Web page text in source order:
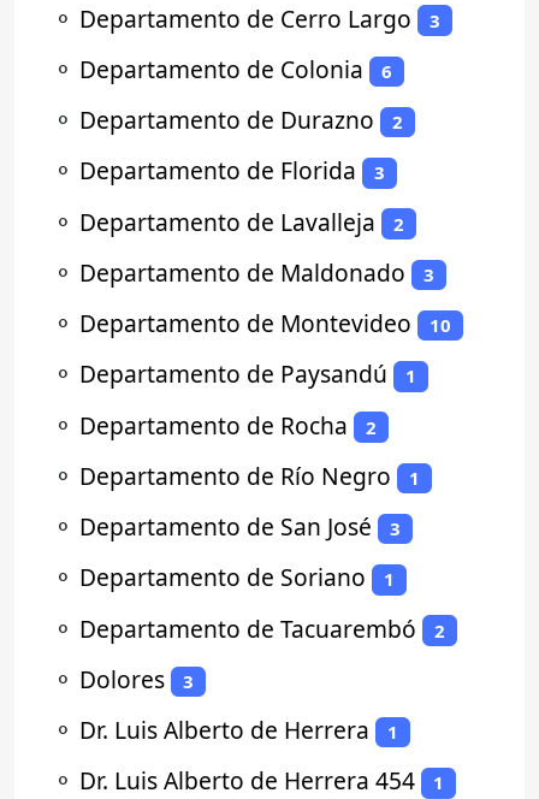
⚬ Departamento de Cerro Largo 3
⚬ Departamento de Colonia 6
⚬ Departamento de Durazno 2
⚬ Departamento de Florida 3
⚬ Departamento de Lavalleja 2
⚬ Departamento de Maldonado 3
⚬ Departamento de Montevideo 10
⚬ Departamento de Paysandú 1
⚬ Departamento de Rocha 2
⚬ Departamento de Río Negro 1
⚬ Departamento de San José 3
⚬ Departamento de Soriano 1
⚬ Departamento de Tacuarembó 2
⚬ Dolores 3
⚬ Dr. Luis Alberto de Herrera 1
⚬ Dr. Luis Alberto de Herrera 454 1